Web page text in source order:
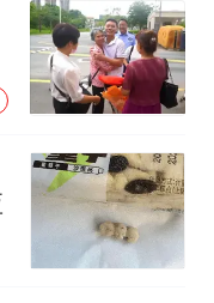
）
名传话劝弃考
子，美国怕什